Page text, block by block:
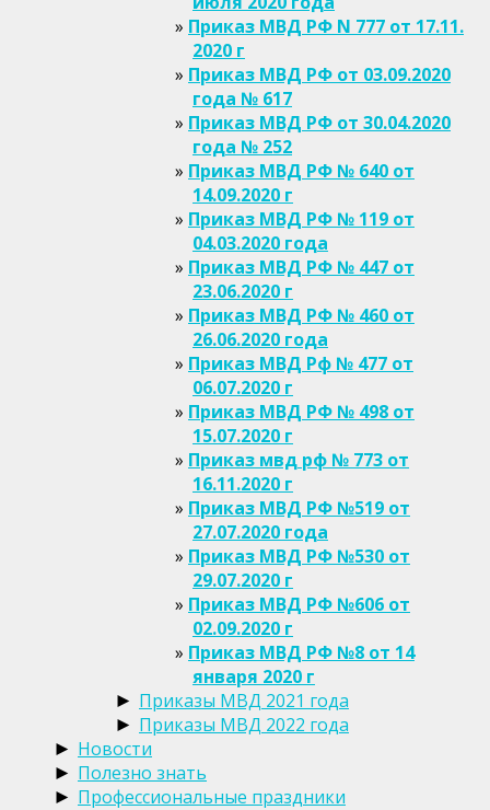
Приказ МВД РФ N 777 от 17.11.
2020 г
Приказ МВД РФ от 03.09.2020
года № 617
Приказ МВД РФ от 30.04.2020
года № 252
Приказ МВД РФ № 640 от
14.09.2020 г
Приказ МВД РФ № 119 от
04.03.2020 года
Приказ МВД РФ № 447 от
23.06.2020 г
Приказ МВД РФ № 460 от
26.06.2020 года
Приказ МВД Рф № 477 от
06.07.2020 г
Приказ МВД РФ № 498 от
15.07.2020 г
Приказ мвд рф № 773 от
16.11.2020 г
Приказ МВД РФ №519 от
27.07.2020 года
Приказ МВД РФ №530 от
29.07.2020 г
Приказ МВД РФ №606 от
02.09.2020 г
Приказ МВД РФ №8 от 14
января 2020 г
► Приказы МВД 2021 года
► Приказы МВД 2022 года
► Новости
► Полезно знать
► Профессиональные праздники